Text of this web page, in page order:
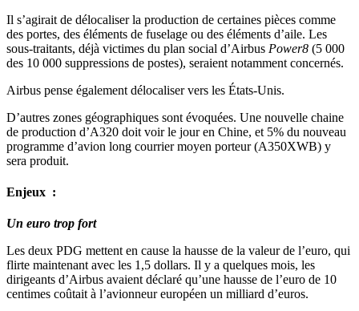
Il s’agirait de délocaliser la production de certaines pièces comme
des portes, des éléments de fuselage ou des éléments d’aile. Les
sous-traitants, déjà victimes du plan social d’Airbus Power8 (5 000
des 10 000 suppressions de postes), seraient notamment concernés.
Airbus pense également délocaliser vers les États-Unis.
D’autres zones géographiques sont évoquées. Une nouvelle chaine
de production d’A320 doit voir le jour en Chine, et 5% du nouveau
programme d’avion long courrier moyen porteur (A350XWB) y
sera produit.
Enjeux :
Un euro trop fort
Les deux PDG mettent en cause la hausse de la valeur de l’euro, qui
flirte maintenant avec les 1,5 dollars. Il y a quelques mois, les
dirigeants d’Airbus avaient déclaré qu’une hausse de l’euro de 10
centimes coûtait à l’avionneur européen un milliard d’euros.